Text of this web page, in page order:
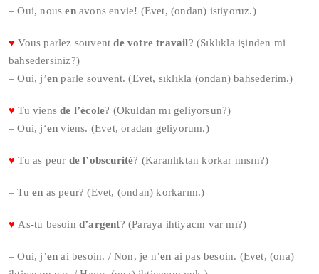
– Oui, nousenavons envie! (Evet, (ondan) istiyoruz.)
♥ Vous parlez souventde votre travail? (Sıklıkla işinden mi
bahsedersiniz?)
– Oui, j’en parle souvent. (Evet, sıklıkla (ondan) bahsederim.)
♥Tu viensde l’école? (Okuldan mı geliyorsun?)
– Oui, j‘en viens. (Evet, oradan geliyorum.)
♥Tu as peur de l’obscurité? (Karanlıktan korkar mısın?)
– Tu en as peur? (Evet, (ondan) korkarım.)
♥ As-tu besoind’argent? (Paraya ihtiyacın var mı?)
– Oui, j’en ai besoin. / Non, je n’en ai pas besoin. (Evet, (ona)